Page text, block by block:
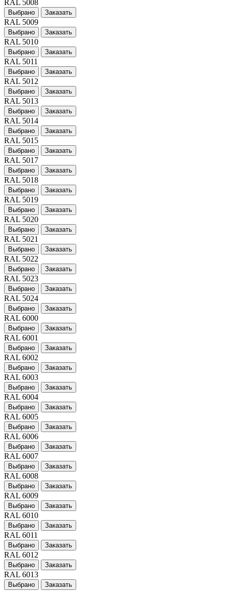
RAL 5008
Выбрано Заказать
RAL 5009
Выбрано Заказать
RAL 5010
Выбрано Заказать
RAL 5011
Выбрано Заказать
RAL 5012
Выбрано Заказать
RAL 5013
Выбрано Заказать
RAL 5014
Выбрано Заказать
RAL 5015
Выбрано Заказать
RAL 5017
Выбрано Заказать
RAL 5018
Выбрано Заказать
RAL 5019
Выбрано Заказать
RAL 5020
Выбрано Заказать
RAL 5021
Выбрано Заказать
RAL 5022
Выбрано Заказать
RAL 5023
Выбрано Заказать
RAL 5024
Выбрано Заказать
RAL 6000
Выбрано Заказать
RAL 6001
Выбрано Заказать
RAL 6002
Выбрано Заказать
RAL 6003
Выбрано Заказать
RAL 6004
Выбрано Заказать
RAL 6005
Выбрано Заказать
RAL 6006
Выбрано Заказать
RAL 6007
Выбрано Заказать
RAL 6008
Выбрано Заказать
RAL 6009
Выбрано Заказать
RAL 6010
Выбрано Заказать
RAL 6011
Выбрано Заказать
RAL 6012
Выбрано Заказать
RAL 6013
Выбрано Заказать